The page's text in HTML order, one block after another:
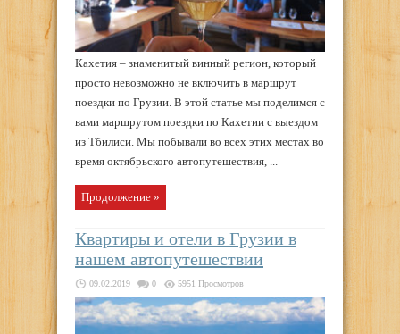
Кахетия – знаменитый винный регион, который
просто невозможно не включить в маршрут
поездки по Грузии. В этой статье мы поделимся с
вами маршрутом поездки по Кахетии с выездом
из Тбилиси. Мы побывали во всех этих местах во
время октябрьского автопутешествия, ...
Продолжение »
Квартиры и отели в Грузии в
нашем автопутешествии
09.02.2019 0 5951 Просмотров